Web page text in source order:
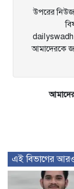
উপরের
আমাদেরকে
এই বিভাগের